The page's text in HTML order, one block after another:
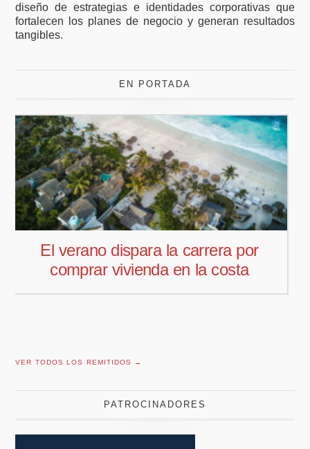
diseño de estrategias e identidades corporativas que
fortalecen los planes de negocio y generan resultados
tangibles.
EN PORTADA
Pedro Aguiar nuevo responsable
comercial para Offcoustic Iberia
VER TODOS LOS REMITIDOS →
PATROCINADORES